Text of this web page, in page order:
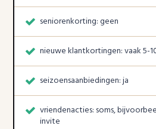
seniorenkorting: geen
nieuwe klantkortingen: vaak 5-
seizoensaanbiedingen: ja
vriendenacties: soms,
invite